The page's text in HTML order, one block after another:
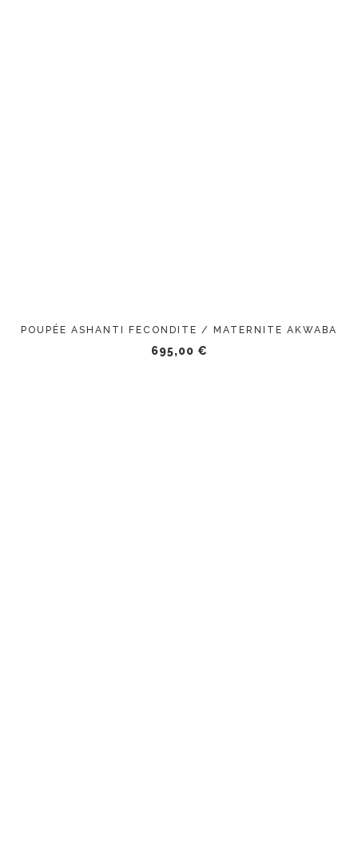
POUPÉE ASHANTI FECONDITE / MATERNITE AKWABA
695,00 €